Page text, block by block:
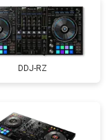
DDJ-RZ